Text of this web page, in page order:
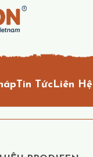
Tin Tức Liên Hệ